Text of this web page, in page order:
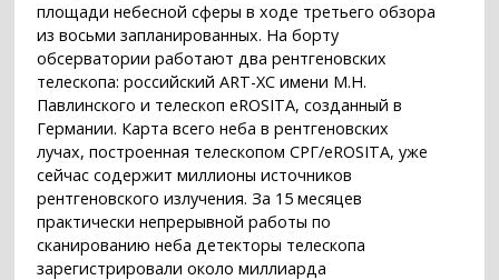
площади небесной сферы в ходе третьего обзора
из восьми запланированных. На борту
обсерватории работают два рентгеновских
телескопа: российский ART-XC имени М.Н.
Павлинского и телескоп eROSITA, созданный в
Германии. Карта всего неба в рентгеновских
лучах, построенная телескопом СРГ/eROSITA, уже
сейчас содержит миллионы источников
рентгеновского излучения. За 15 месяцев
практически непрерывной работы по
сканированию неба детекторы телескопа
зарегистрировали около миллиарда